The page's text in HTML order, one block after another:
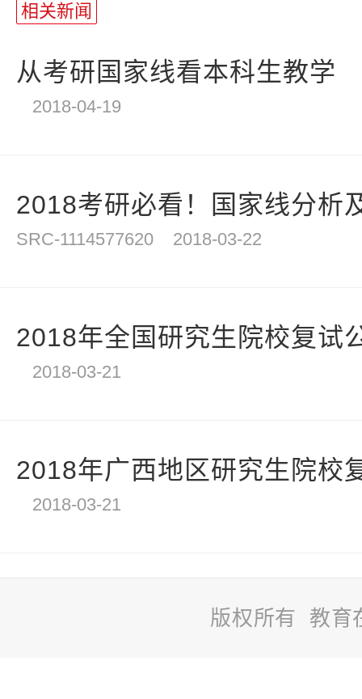
相关新闻
从考研国家线看本科生教学
2018-04-19
2018考研必看！国家线分析
SRC-1114577620 2018-03-22
2018年全国研究生院校复试
2018-03-21
2018年广西地区研究生院校
2018-03-21
版权所有 教育